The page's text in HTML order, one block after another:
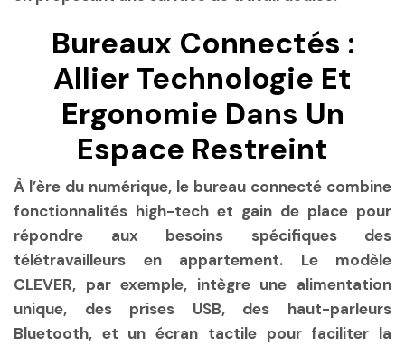
Bureaux Connectés :
Allier Technologie Et
Ergonomie Dans Un
Espace Restreint
À l’ère du numérique, le bureau connecté combine
fonctionnalités high-tech et gain de place pour
répondre aux besoins spécifiques des
télétravailleurs en appartement. Le modèle
CLEVER, par exemple, intègre une alimentation
unique, des prises USB, des haut-parleurs
Bluetooth, et un écran tactile pour faciliter la